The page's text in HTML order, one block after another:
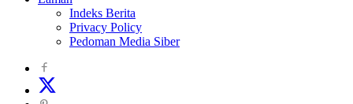
Indeks Berita
Privacy Policy
Pedoman Media Siber